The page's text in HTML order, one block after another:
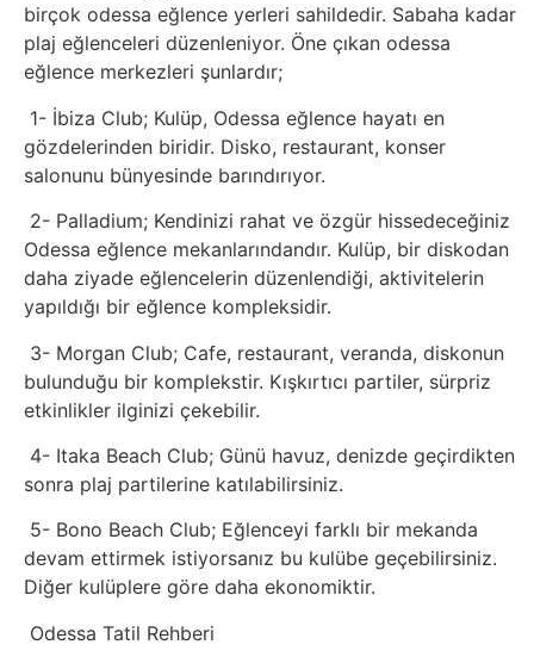
Download
E-
Devlet
Eğitim
Elektronik
Cihazlar
Facebook
Felsefe
Finans
Genel
birçok odessa eğlence yerleri sahildedir. Sabaha kadar
plaj eğlenceleri düzenleniyor. Öne çıkan odessa
eğlence merkezleri şunlardır;
1- İbiza Club; Kulüp, Odessa eğlence hayatı en
gözdelerinden biridir. Disko, restaurant, konser
salonunu bünyesinde barındırıyor.
2- Palladium; Kendinizi rahat ve özgür hissedeceğiniz
Odessa eğlence mekanlarındandır. Kulüp, bir diskodan
daha ziyade eğlencelerin düzenlendiği, aktivitelerin
yapıldığı bir eğlence kompleksidir.
3- Morgan Club; Cafe, restaurant, veranda, diskonun
bulunduğu bir komplekstir. Kışkırtıcı partiler, sürpriz
etkinlikler ilginizi çekebilir.
4- Itaka Beach Club; Günü havuz, denizde geçirdikten
sonra plaj partilerine katılabilirsiniz.
5- Bono Beach Club; Eğlenceyi farklı bir mekanda
devam ettirmek istiyorsanız bu kulübe geçebilirsiniz.
Diğer kulüplere göre daha ekonomiktir.
Odessa Tatil Rehberi